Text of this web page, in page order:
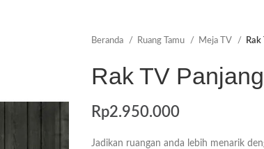
Beranda Ruang Tamu Meja TV
Rak TV
Rp2.950.000
Jadikan ruangan anda lebih menarik